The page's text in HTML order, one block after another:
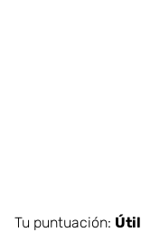
Tu puntuación: Útil